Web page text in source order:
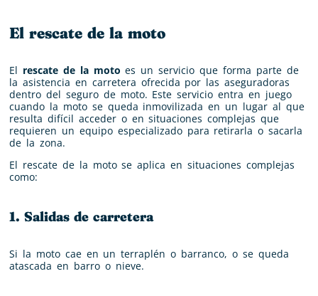
El rescate de la moto
El rescate de la moto es un servicio que forma parte de
la asistencia en carretera ofrecida por las aseguradoras
dentro del seguro de moto. Este servicio entra en juego
cuando la moto se queda inmovilizada en un lugar al que
resulta difícil acceder o en situaciones complejas que
requieren un equipo especializado para retirarla o sacarla
de la zona.
El rescate de la moto se aplica en situaciones complejas
como:
1. Salidas de carretera
Si la moto cae en un terraplén o barranco, o se queda
atascada en barro o nieve.